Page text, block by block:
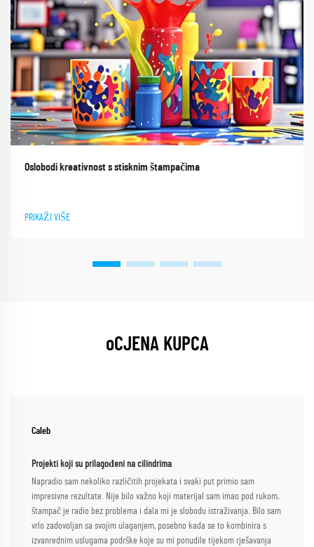
Oslobodi kreativnost s stisknim štampačima
PRIKAŽI VIŠE
oCJENA KUPCA
Caleb
Projekti koji su prilagođeni na cilindrima
Napradio sam nekoliko različitih projekata i svaki put primio sam
impresivne rezultate. Nije bilo važno koji materijal sam imao pod rukom,
štampač je radio bez problema i dala mi je slobodu istraživanja. Bilo sam
vrlo zadovoljan sa svojim ulaganjem, posebno kada se to kombinira s
izvanrednim uslugama podrške koje su mi ponudile tijekom rješavanja